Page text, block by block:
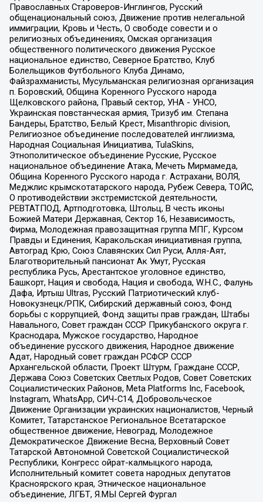
Православных Староверов-Инглингов, Русский
общенациональный союз, Движение против нелегальной
иммиграции, Кровь и Честь, О свободе совести и о
религиозных объединениях, Омская организация
общественного политического движения Русское
национальное единство, Северное Братство, Клуб
Болельщиков Футбольного Клуба Динамо,
Файзрахманисты, Мусульманская религиозная организация
п. Боровский, Община Коренного Русского народа
Щелковского района, Правый сектор, УНА - УНСО,
Украинская повстанческая армия, Тризуб им. Степана
Бандеры, Братство, Белый Крест, Misanthropic division,
Религиозное объединение последователей инглиизма,
Народная Социальная Инициатива, TulaSkins,
Этнополитическое объединение Русские, Русское
национальное объединение Атака, Мечеть Мирмамеда,
Община Коренного Русского народа г. Астрахани, ВОЛЯ,
Меджлис крымскотатарского народа, Рубеж Севера, ТОЙС,
О противодействии экстремистской деятельности,
РЕВТАТПОД, Артподготовка, Штольц, В честь иконы
Божией Матери Державная, Сектор 16, Независимость,
Фирма, Молодежная правозащитная группа МПГ, Курсом
Правды и Единения, Каракольская инициативная группа,
Автоград Крю, Союз Славянских Сил Руси, Алля-Аят,
Благотворительный пансионат Ак Умут, Русская
республика Русь, Арестантское уголовное единство,
Башкорт, Нация и свобода, Нация и свобода, W.H.С., Фалунь
Дафа, Иртыш Ultras, Русский Патриотический клуб-
Новокузнецк/РПК, Сибирский державный союз, Фонд
борьбы с коррупцией, Фонд защиты прав граждан, Штабы
Навального, Совет граждан СССР Прикубанского округа г.
Краснодара, Мужское государство, Народное
объединение русского движения, Народное движение
Адат, Народный совет граждан РСФСР СССР
Архангельской области, Проект Штурм, Граждане СССР,
Держава Союз Советских Светлых Родов, Совет Советских
Социалистических Районов, Meta Platforms Inc, Facebook,
Instagram, WhatsApp, СИЧ-С14, Добровольческое
Движение Организации украинских националистов, Черный
Комитет, Татарстанское Региональное Всетатарское
общественное движение, Невоград, Молодежное
Демократическое Движение Весна, Верховный Совет
Татарской Автономной Советской Социалистической
Республики, Конгресс ойрат-калмыцкого народа,
Исполнительный комитет совета народных депутатов
Красноярского края, Этническое национальное
объединение, ЛГБТ, Я.МЫ Сергей Фургал